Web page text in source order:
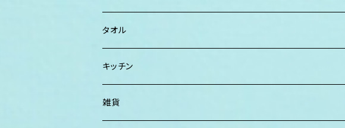
ボストンバッグ
ショルダー
クラッチバッグ
カジュアルシャツ
AHolic Handmade
vividy
BLOSSOM
KULA HERBS
ISLAND BATH & BODY
タオル
スマーフ
ハンドタオル、ハンカチタオル
キッチン
California Surf Supply
雑貨